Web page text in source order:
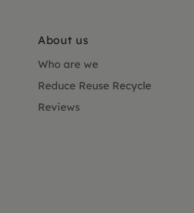
About us
Who are we
Reduce Reuse Recycle
Reviews